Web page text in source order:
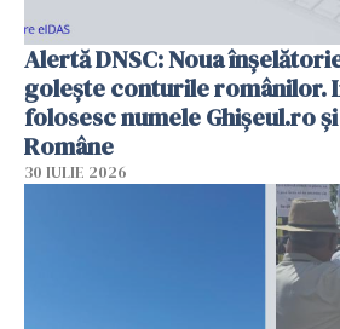
Alertă DNSC: Noua
golește conturile românilor.
folosesc numele Ghișeul.ro
Române
30 IULIE 2026